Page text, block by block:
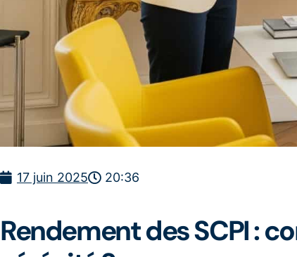
17 juin 2025 20:36
Rendement des SCPI :